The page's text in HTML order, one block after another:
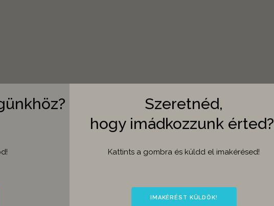
Szeretnéd,
hogy imádkozzunk érted?
Kattints a gombra és küldd el imakérésed!
IMAKÉRÉST KÜLDÖK!